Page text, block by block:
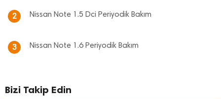
2 Nissan Note 1.5 Dci Periyodik Bakım
3 Nissan Note 1.6 Periyodik Bakım
Bizi Takip Edin